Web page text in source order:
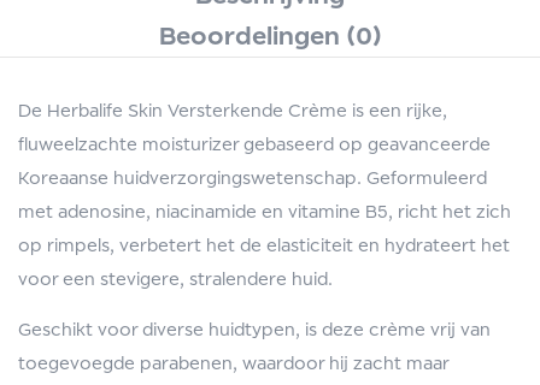
Beoordelingen (0)
De Herbalife Skin Versterkende Crème is een rijke,
fluweelzachte moisturizer gebaseerd op geavanceerde
Koreaanse huidverzorgingswetenschap. Geformuleerd
met adenosine, niacinamide en vitamine B5, richt het zich
op rimpels, verbetert het de elasticiteit en hydrateert het
voor een stevigere, stralendere huid.
Geschikt voor diverse huidtypen, is deze crème vrij van
toegevoegde parabenen, waardoor hij zacht maar